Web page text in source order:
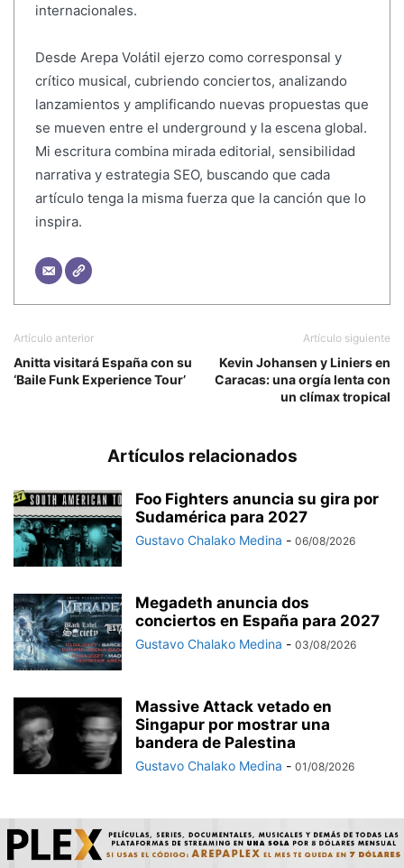
internacionales.
Desde Arepa Volátil ejerzo como corresponsal y
crítico musical, cubriendo conciertos, analizando
lanzamientos y amplificando nuevas propuestas que
se mueven entre el underground y la escena global.
Mi escritura combina mirada editorial, sensibilidad
narrativa y estrategia SEO, buscando que cada
artículo tenga la misma fuerza que la canción que lo
inspira.
Artículo anterior
Anitta visitará España con su
‘Baile Funk Experience Tour’
Artículo siguiente
Kevin Johansen y Liniers en
Caracas: una orgía lenta con
un clímax tropical
Artículos relacionados
Foo Fighters anuncia su gira por
Sudamérica para 2027
Gustavo Chalako Medina - 06/08/2026
Megadeth anuncia dos
conciertos en España para 2027
Gustavo Chalako Medina - 03/08/2026
Massive Attack vetado en
Singapur por mostrar una
bandera de Palestina
Gustavo Chalako Medina - 01/08/2026